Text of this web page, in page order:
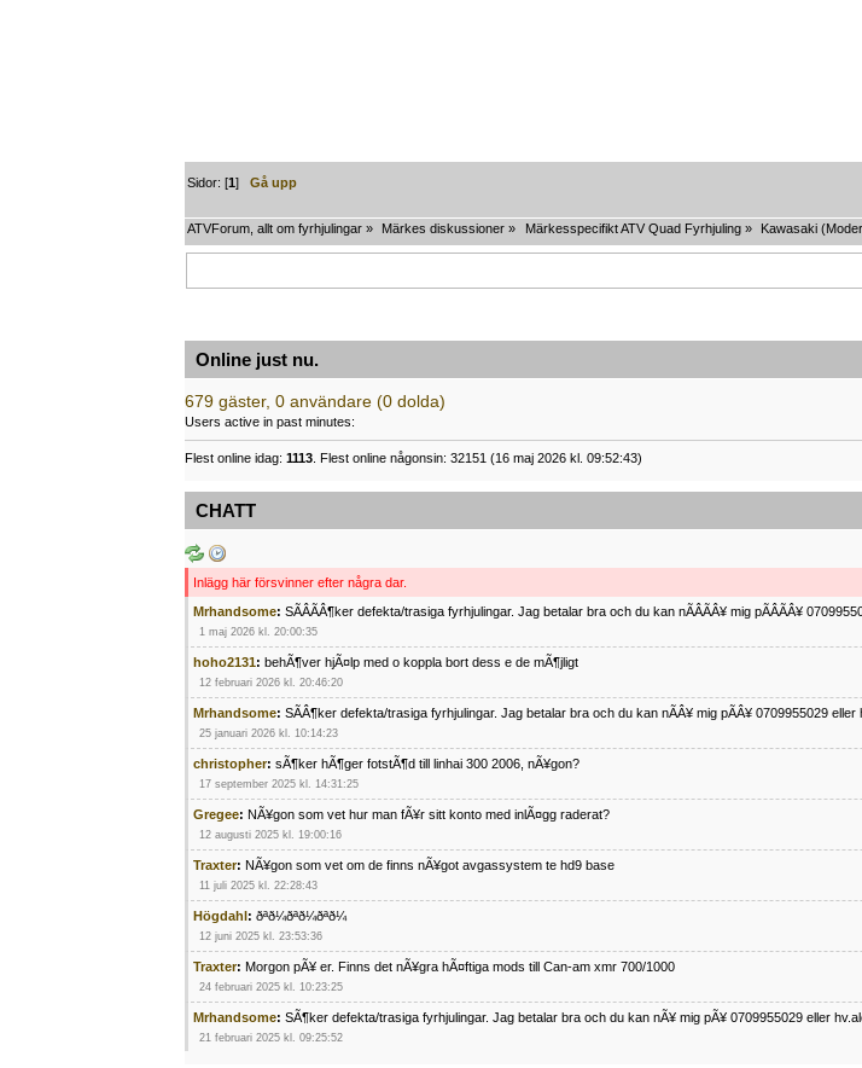
Sidor: [1]Gå upp
ATVForum, allt om fyrhjulingar » Märkes diskussioner » Märkesspecifikt ATV Quad Fyrhjuling» Kawasaki
Online just nu.
679 gäster, 0 användare (0 dolda)
Users active in past minutes:
Flest online idag: 1113 . Flest online någonsin: 32151 (16 maj 2026 kl. 09:52:43)
CHATT
Inlägg här försvinner efter några dar.
Mrhandsome: SÃÂÃÂ¶ker defekta/trasiga fyrhjulingar. Jag betalar bra och du kan nÃÂÃÂ¥ mig pÃÂÃÂ¥
1 maj 2026 kl. 20:00:35
hoho2131: behÃ¶ver hjÃ¤lp med o koppla bort dess e de mÃ¶jligt
12 februari 2026 kl. 20:46:20
Mrhandsome: SÃÂ¶ker defekta/trasiga fyrhjulingar. Jag betalar bra och du kan nÃÂ¥ mig pÃÂ¥ 0709955029
25 januari 2026 kl. 10:14:23
christopher: sÃ¶ker hÃ¶ger fotstÃ¶d till linhai 300 2006, nÃ¥gon?
17 september 2025 kl. 14:31:25
Gregee: NÃ¥gon som vet hur man fÃ¥r sitt konto med inlÃ¤gg raderat?
12 augusti 2025 kl. 19:00:16
Traxter: NÃ¥gon som vet om de finns nÃ¥got avgassystem te hd9 base
11 juli 2025 kl. 22:28:43
Högdahl : ðªð¼ðªð¼ðªð¼
12 juni 2025 kl. 23:53:36
Traxter: Morgon pÃ¥ er. Finns det nÃ¥gra hÃ¤ftiga mods till Can-am xmr 700/1000
24 februari 2025 kl. 10:23:25
Mrhandsome: SÃ¶ker defekta/trasiga fyrhjulingar. Jag betalar bra och du kan nÃ¥ mig pÃ¥ 0709955029 eller
21 februari 2025 kl. 09:25:52